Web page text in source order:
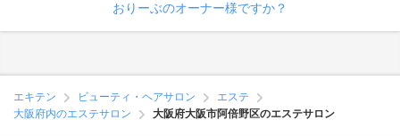
おりーぶのオーナー様ですか？
エキテン ビューティ・ヘアサロン
エステ
大阪府内のエステサロン
大阪府大阪市阿倍野区のエステサロン